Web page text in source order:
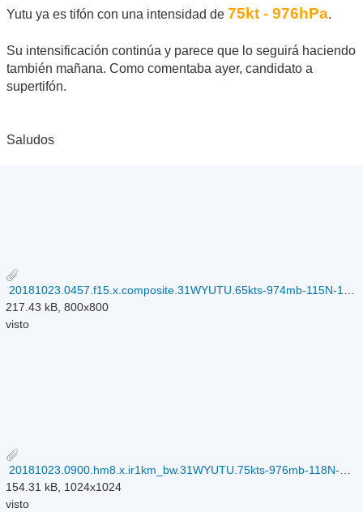
Yutu ya es tifón con una intensidad de 75kt - 976hPa.
Su intensificación continúa y parece que lo seguirá haciendo
también mañana. Como comentaba ayer, candidato a
supertifón.
Saludos
217.43 kB, 800x800
visto
154.31 kB, 1024x1024
visto